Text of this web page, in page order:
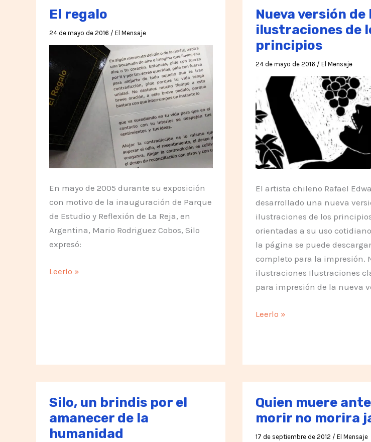
El regalo
24 de mayo de 2016 / El Mensaje
En mayo de 2005 durante su exposición
con motivo de la inauguración de Parque
de Estudio y Reflexión de La Reja, en
Argentina, Mario Rodriguez Cobos, Silo
expresó:
El
Leerlo »
Nueva versión de
ilustraciones de
principios
24 de mayo de 2016 / El Mensaje
El artista chileno Rafael
desarrollado una nueva
ilustraciones de los
orientadas a su uso
la página se puede
completo para la impresión.
ilustraciones Ilustraciones
para impresión de la nueva
Nueva
de
los
principios
Leerlo »
Silo, un brindis por el
amanecer de la
humanidad
Quien muere
morir no morira
17 de septiembre de 2012 / El Mensaje